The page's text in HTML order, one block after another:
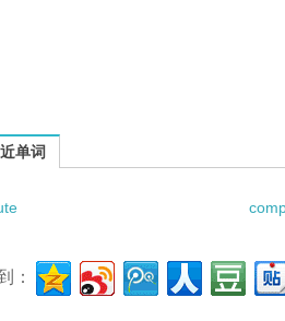
pushbutton的相关资料：
单词
：